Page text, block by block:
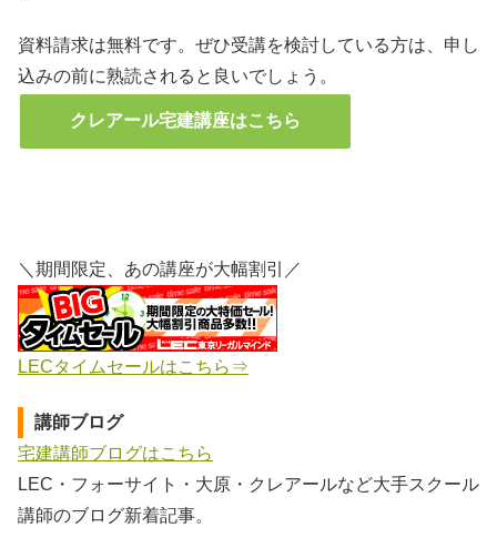
資料請求は無料です。ぜひ受講を検討している方は、申し
込みの前に熟読されると良いでしょう。
クレアール宅建講座はこちら
＼期間限定、あの講座が大幅割引／
LECタイムセールはこちら⇒
講師ブログ
宅建講師ブログはこちら
LEC・フォーサイト・大原・クレアールなど大手スクール
講師のブログ新着記事。